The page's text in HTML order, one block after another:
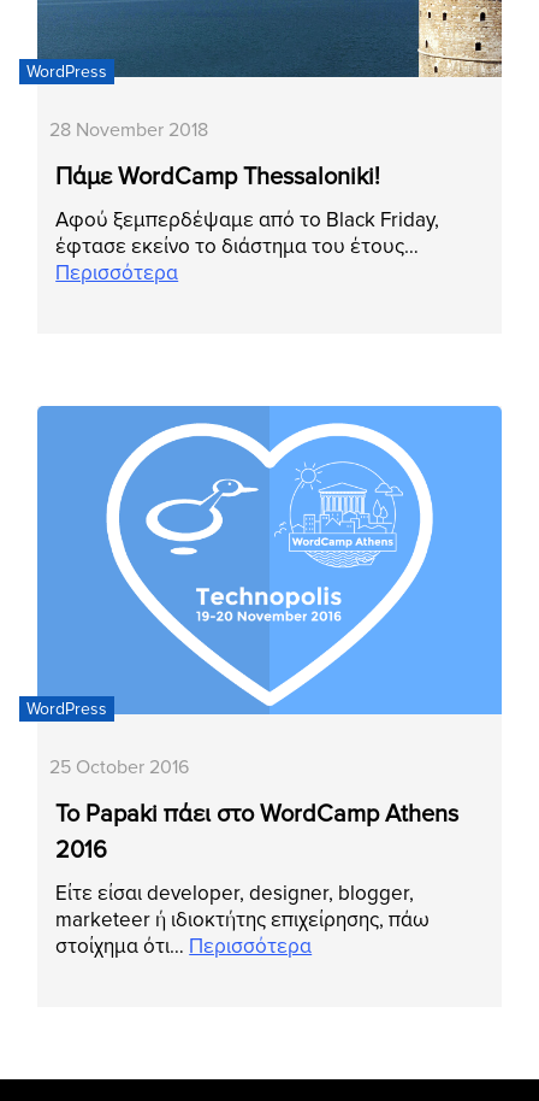
WordPress
28 November 2018
Πάμε WordCamp Thessaloniki!
Αφού ξεμπερδέψαμε από το Black Friday,
έφτασε εκείνο το διάστημα του έτους…
Περισσότερα
WordPress
25 October 2016
Το Papaki πάει στο WordCamp Athens
2016
Είτε είσαι developer, designer, blogger,
marketeer ή ιδιοκτήτης επιχείρησης, πάω
στοίχημα ότι… Περισσότερα